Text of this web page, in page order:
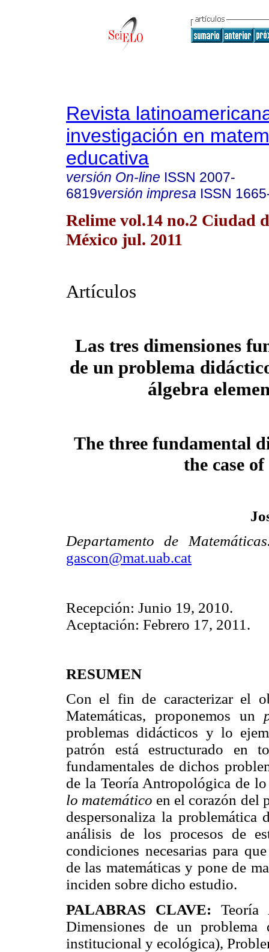
Revista
investigación en
educativa
versión On-line ISSN 2007-
6819versión impresa ISSN
Relime vol.14 no.2 Ciudad
México jul. 2011
Artículos
Las tres dimensiones
de un problema
álgebra
The three fundamental
the case
Departamento de
gascon@mat.uab.cat
Recepción: Junio 19, 2010.
Aceptación: Febrero 17, 2011.
RESUMEN
Con el fin de caracterizar el
Matemáticas, proponemos un
problemas didácticos y lo
patrón está estructurado en
fundamentales de dichos
de la Teoría Antropológica de
lo matemático en el corazón del
despersonaliza la
análisis de los procesos de
condiciones necesarias para
de las matemáticas y pone de
inciden sobre dicho estudio.
PALABRAS CLAVE: Teoría
Dimensiones de un problema
institucional y ecológica),